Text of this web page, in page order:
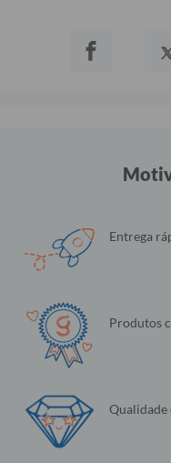
Entrega
Produtos
Qualidade